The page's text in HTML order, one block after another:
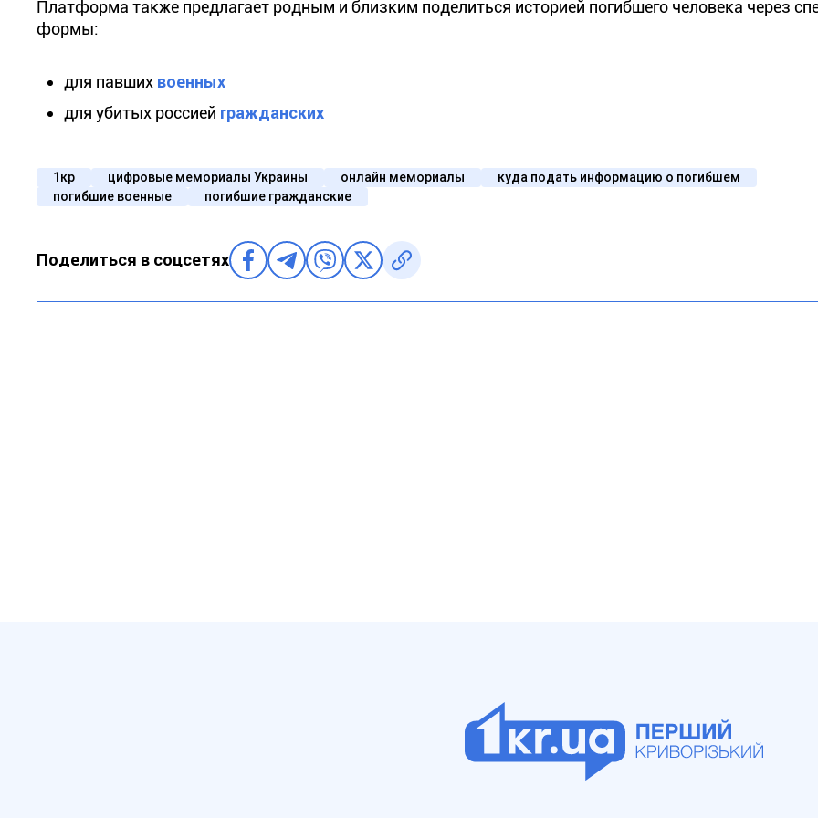
Платформа также предлагает родным и близким поделиться историей погибшего человека через
формы:
для павших военных
для убитых россией гражданских
1кр цифровые мемориалы Украины онлайн мемориалы
куда подать информацию о погибшем
погибшие военные
погибшие гражданские
Поделиться в соцсетях